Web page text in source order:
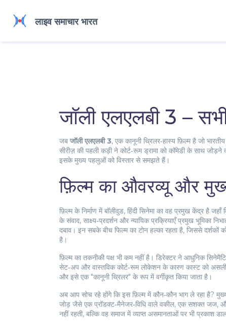
जॉली एलएलबी 3 –
जब जॉली एलएलबी 3, एक कानूनी थ्रिलर‑हास्य फ़िल्म है जो
सीरीज़ की पहली कड़ी ने कोर्ट‑रूम ड्रामा को कॉमेडी के साथ जोड़ने
इसके मुख्य पहलुओं को विस्तार से समझते हैं।
फ़िल्म का औवरव्यू और
फ़िल्म के निर्माण मेंबॉलीवुड, हिंदी सिनेमा का वह प्रमुख केंद्र है जहाँ
के संवाद, साक्ष्य‑प्रदर्शन और न्यायिक प्रक्रियाएँ प्रमुख भूमिका
दबाव। इन सबके बीच फिल्म का टोन हल्का रहता है, जिससे दर्शकों
है।
फ़िल्म का तकनीकी पक्ष भी कम नहीं है। डिरेक्टर ने आधुनिक
सेट‑अप और वास्तविक कोर्ट‑रूम लोकेशन के कारण कास्ट को
और इसे एक "कानूनी थ्रिलर" के रूप में वर्गीकृत किया जाता है।
अब आप सोच रहे होंगे कि इस फ़िल्म में कौन‑कौन भाग ले रहा है? मुख्य
जोड़ जैसे एक प्रॉडक्ट‑मैनेजर‑विधि वाले वकील, एक सशक्त जज, और
नहीं रहती, बल्कि वह समाज में व्याप्त असमानताओं पर भी प्रकाश